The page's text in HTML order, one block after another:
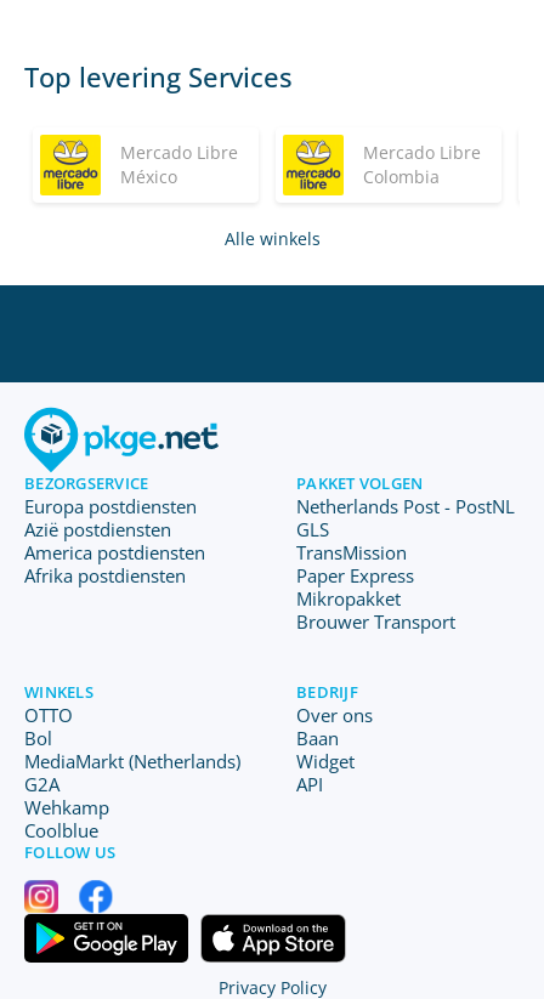
Top levering Services
Mercado Libre
México
Mercado Libre
Colombia
Alle winkels
BEZORGSERVICE
Europa postdiensten
Azië postdiensten
America postdiensten
Afrika postdiensten
PAKKET VOLGEN
Netherlands Post - PostNL
GLS
TransMission
Paper Express
Mikropakket
Brouwer Transport
WINKELS
OTTO
Bol
MediaMarkt (Netherlands)
G2A
Wehkamp
Coolblue
BEDRIJF
Over ons
Baan
Widget
API
FOLLOW US
Privacy Policy